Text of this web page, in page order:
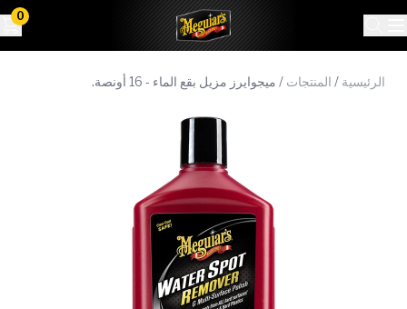
0
الرئيسية / المنتجات / ميجوايرز مزيل بقع الماء - 16 أونصة.